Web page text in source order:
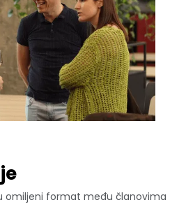
omiljeni format među članovima